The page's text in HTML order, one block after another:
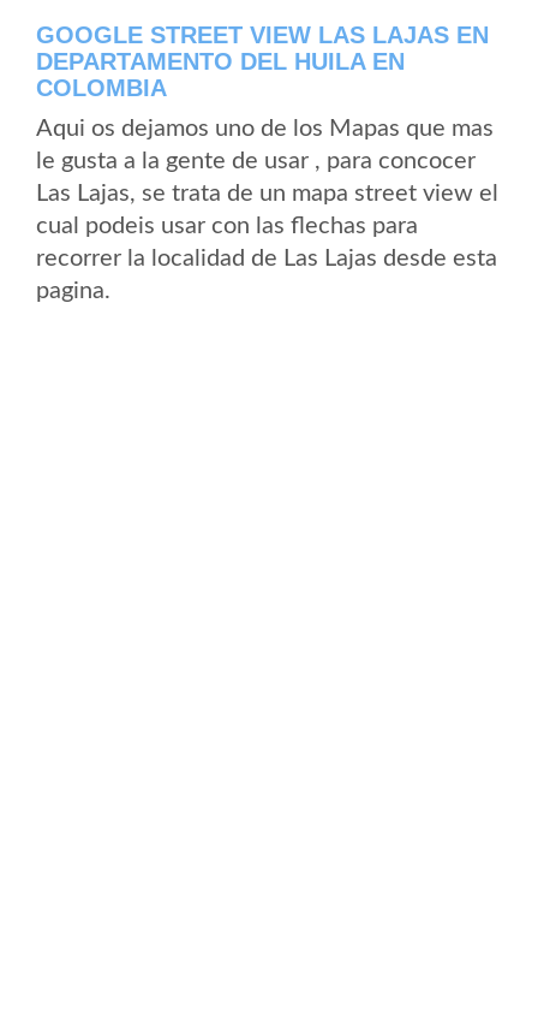
GOOGLE STREET VIEW LAS LAJAS EN
DEPARTAMENTO DEL HUILA EN
COLOMBIA
Aqui os dejamos uno de los Mapas que mas
le gusta a la gente de usar , para concocer
Las Lajas, se trata de un mapa street view el
cual podeis usar con las flechas para
recorrer la localidad de Las Lajas desde esta
pagina.